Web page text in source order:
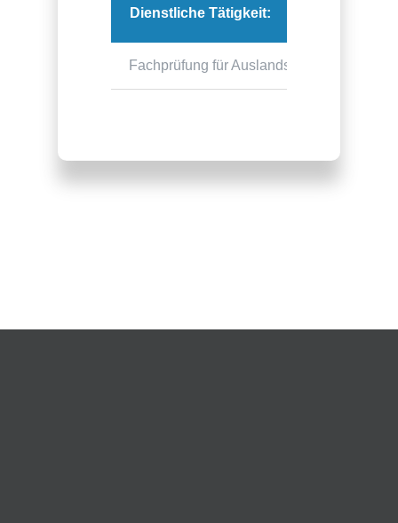
Dienstliche Tätigkeit:
Fachprüfung für Auslandsbeziehungen